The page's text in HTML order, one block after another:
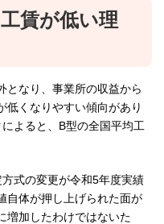
賃が低い理
となり、事業所の収益から
低くなりやすい傾向があり
よると、B型の全国平均工
式の変更が令和5年度実績
自体が押し上げられた面が
増加したわけではないた